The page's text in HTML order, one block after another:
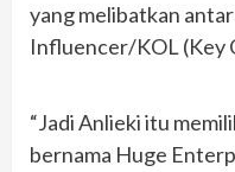
yang melibatkan
Influencer/KOL (Key
“Jadi Anlieki itu
bernama Huge